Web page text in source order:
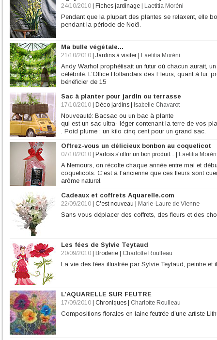
24/10/2010 Fiches jardinage Laetitia Moréni
Pendant que la plupart des plantes se relaxent, elle
pendant la période de Noël.
Ma bulle végétale...
21/10/2010 Jardins à visiter Laetitia Moréni
Andy Warhol prophétisait un futur où chacun aurait,
célébrité. L’Office Hollandais des Fleurs, quant à lui,
bénéficier de 15
Sac à planter pour jardin ou terrasse
17/10/2010 Déco jardins Isabelle Chavarot
Nouveauté: Bacsac ou un bac à plante
qui est un sac ultra- léger contenant la terre de vos
. Poid plume : un kilo cinq cent pour un grand sac.
Offrez-vous un délicieux bonbon au coquelicot
07/10/2010 Parfois s'offrir un bon produit... Laetitia
A Nemours, on récolte chaque année entre mai et
coquelicots. C’est à l’ancienne que ces fleurs sont
arôme naturel.
Cadeaux et coffrets Aquarelle.com
22/09/2010 C'est nouveau Marie-Laure de Vienne
Sans vous déplacer des coffrets, des fleurs et des
Les fées de Sylvie Teytaud
20/09/2010 Broderie Charlotte Roulleau
La vie des fées illustrée par Sylvie Teytaud, peintre et
L’AQUARELLE SUR FEUTRE
17/09/2010 Chroniques Charlotte Roulleau
Compositions florales en laine feutrée d’une artiste